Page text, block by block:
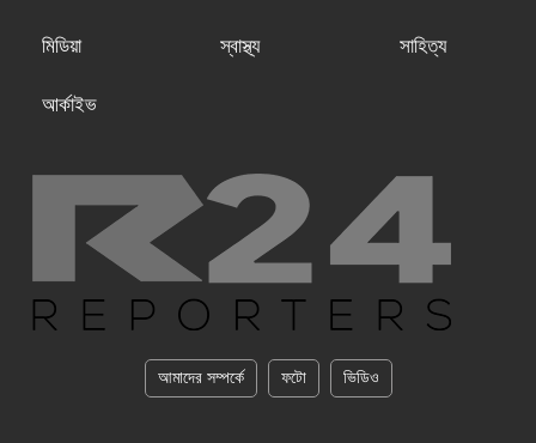
মিডিয়া স্বাস্থ্য সাহিত্য
আর্কাইভ
আমাদের সম্পর্কে ফটো ভিডিও